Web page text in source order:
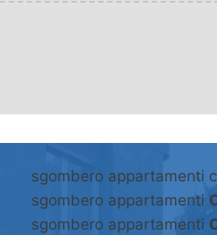
sgombero appartamenti
sgombero appartamenti
sgombero appartamenti